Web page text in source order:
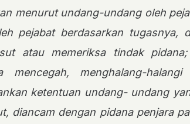
menurut undang-undang oleh
pejabat berdasarkan tugasnya,
atau memeriksa tindak
mencegah, menghalang-
ketentuan undang- undang
diancam dengan pidana penjara